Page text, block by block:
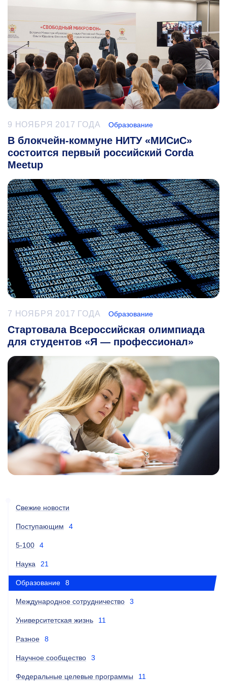
9 НОЯБРЯ 2017 ГОДА Образование
В блокчейн-коммуне НИТУ «МИСиС»
состоится первый российский Corda
Meetup
7 НОЯБРЯ 2017 ГОДА Образование
Стартовала Всероссийская олимпиада
для студентов «Я — профессионал»
Свежие новости
Поступающим 4
5-100 4
Наука 21
Образование 8
Международное сотрудничество 3
Университетская жизнь 11
Разное 8
Научное сообщество 3
Федеральные целевые программы 11